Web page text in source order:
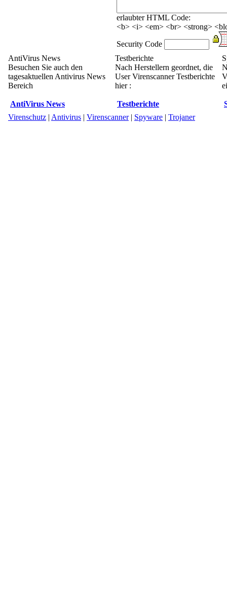
erlaubter HTML Code:
<b> <i> <em> <br> <strong>
Security Code
AntiVirus News
Besuchen Sie auch den
tagesaktuellen Antivirus News
Bereich
AntiVirus News
Testberichte
Nach Herstellern geordnet, die
User Virenscanner Testberichte
hier :
Testberichte
Virenschutz | Antivirus | Virenscanner| Spyware | Trojaner